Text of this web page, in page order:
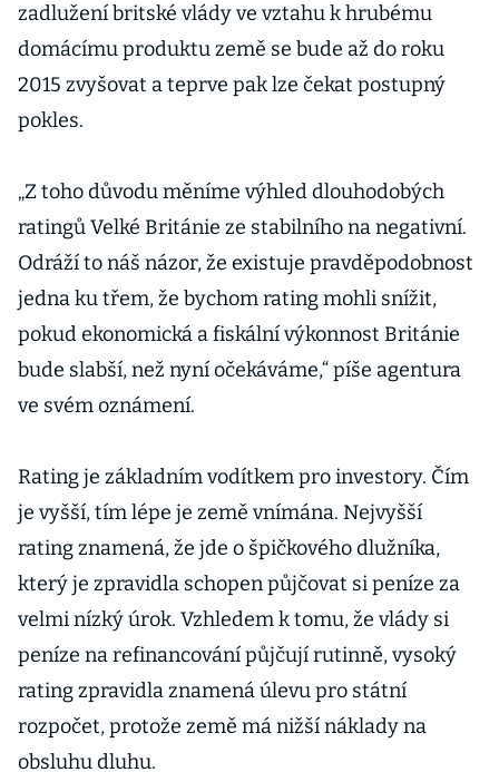
zadlužení britské vlády ve vztahu k hrubému
domácímu produktu země se bude až do roku
2015 zvyšovat a teprve pak lze čekat postupný
pokles.
„Z toho důvodu měníme výhled dlouhodobých
ratingů Velké Británie ze stabilního na negativní.
Odráží to náš názor, že existuje pravděpodobnost
jedna ku třem, že bychom rating mohli snížit,
pokud ekonomická a fiskální výkonnost Británie
bude slabší, než nyní očekáváme,“ píše agentura
ve svém oznámení.
Rating je základním vodítkem pro investory. Čím
je vyšší, tím lépe je země vnímána. Nejvyšší
rating znamená, že jde o špičkového dlužníka,
který je zpravidla schopen půjčovat si peníze za
velmi nízký úrok. Vzhledem k tomu, že vlády si
peníze na refinancování půjčují rutinně, vysoký
rating zpravidla znamená úlevu pro státní
rozpočet, protože země má nižší náklady na
obsluhu dluhu.